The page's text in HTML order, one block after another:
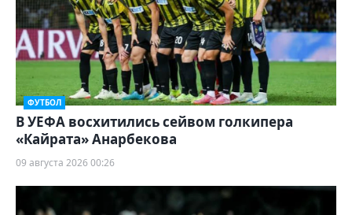
ФУТБОЛ
В УЕФА восхитились сейвом голкипера
«Кайрата» Анарбекова
09 августа 2026 00:26